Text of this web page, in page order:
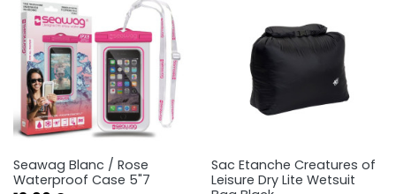
Seawag Blanc / Rose
Waterproof Case 5"7
Sac Etanche Creatures of
Leisure Dry Lite Wetsuit